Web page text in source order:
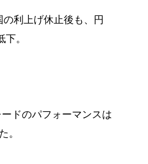
利上げ休止後も、円
。
ドのパフォーマンスは
。